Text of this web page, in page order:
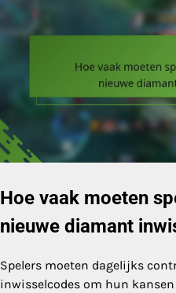
Hoe vaak moeten
nieuwe diamant
Spelers moeten dagelijks
inwisselcodes om hun